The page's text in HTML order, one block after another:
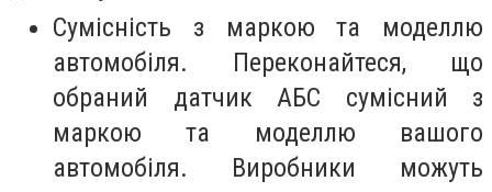
Сумісність з маркою та моделлю
автомобіля. Переконайтеся, що
обраний датчик АБС сумісний з
маркою та моделлю вашого
автомобіля. Виробники можуть